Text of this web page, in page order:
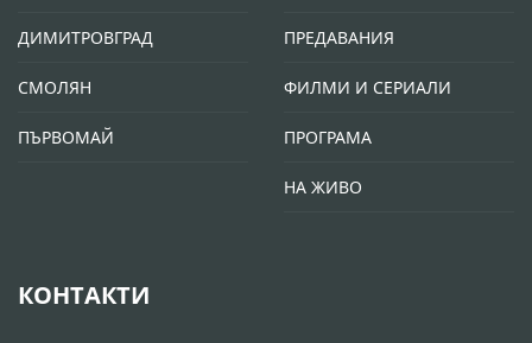
ДИМИТРОВГРАД
СМОЛЯН
ПЪРВОМАЙ
ПРЕДАВАНИЯ
ФИЛМИ И СЕРИАЛИ
ПРОГРАМА
НА ЖИВО
КОНТАКТИ